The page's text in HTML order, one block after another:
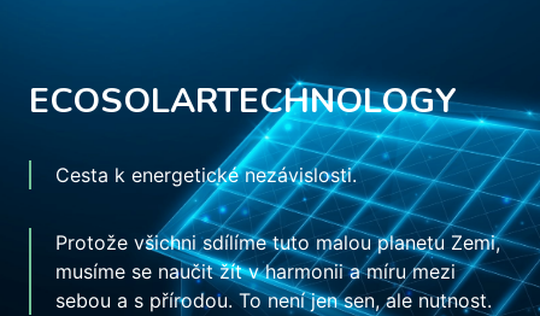
ECOSOLARTECHNOLOGY
Cesta k energetické nezávislosti.
Protože všichni sdílíme tuto malou planetu Zemi,
musíme se naučit žít v harmonii a míru mezi
sebou a s přírodou. To není jen sen, ale nutnost.